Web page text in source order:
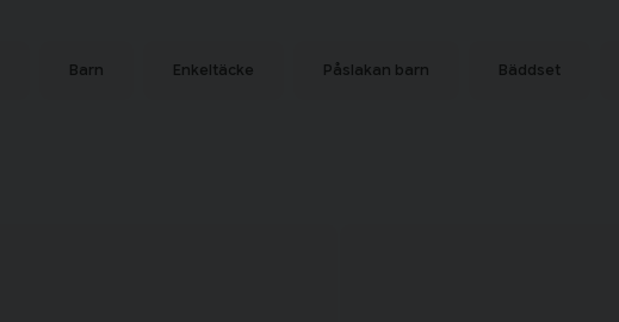
Barn Enkeltäcke Påslakan barn Bäddset